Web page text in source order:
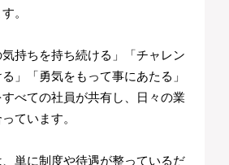
。
持ちを持ち続ける」「チャレン
」「勇気をもって事にあたる」
べての社員が共有し、日々の業
ています。
単に制度や待遇が整っているだ